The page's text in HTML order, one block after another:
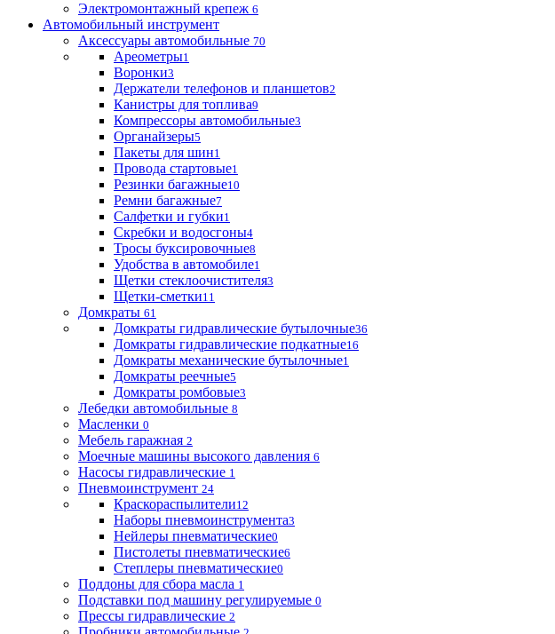
Электромонтажный крепеж 6
Автомобильный инструмент
Аксессуары автомобильные 70
Ареометры1
Воронки3
Держатели телефонов и планшетов2
Канистры для топлива9
Компрессоры автомобильные3
Органайзеры5
Пакеты для шин1
Провода стартовые1
Резинки багажные10
Ремни багажные7
Салфетки и губки1
Скребки и водосгоны4
Тросы буксировочные8
Удобства в автомобиле1
Щетки стеклоочистителя3
Щетки-сметки11
Домкраты 61
Домкраты гидравлические бутылочные36
Домкраты гидравлические подкатные16
Домкраты механические бутылочные1
Домкраты реечные5
Домкраты ромбовые3
Лебедки автомобильные 8
Масленки 0
Мебель гаражная 2
Моечные машины высокого давления 6
Насосы гидравлические 1
Пневмоинструмент 24
Краскораспылители12
Наборы пневмоинструмента3
Нейлеры пневматические0
Пистолеты пневматические6
Степлеры пневматические0
Поддоны для сбора масла 1
Подставки под машину регулируемые 0
Прессы гидравлические 2